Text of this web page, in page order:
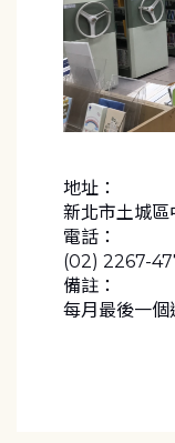
地址：
新北市土城
電話：
(02) 2267-
備註：
每月最後一